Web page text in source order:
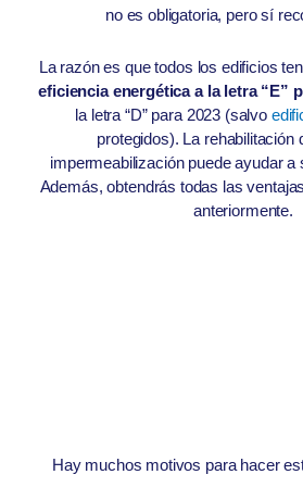
no es obligatoria, pero sí
La razón es que todos los edificios
eficiencia energética a la letra “E”
la letra “D” para 2023 (salvo
protegidos). La rehabilitación
impermeabilización puede ayudar a
Además, obtendrás todas las
anteriormente.
Hay muchos motivos para hacer